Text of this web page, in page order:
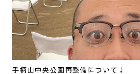
手柄山中央公園再整備について↓